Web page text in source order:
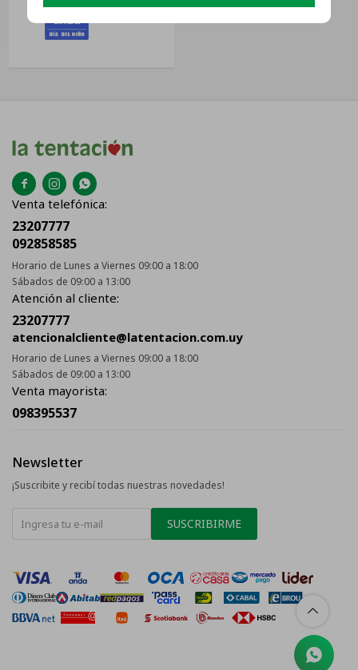
  
Venta telefónica:
23207777
092858585
Horario de Lunes a Viernes 09:00 a 18:00
Sábados de 09:00 a 13:00
Atención al cliente:
23207777
atencionalcliente@latentacion.com.uy
Horario de Lunes a Viernes 09:00 a 18:00
Sábados de 09:00 a 13:00
Venta mayorista:
098395537
Newsletter
¡Suscribite y recibí todas nuestras novedades!
SUSCRIBIRME